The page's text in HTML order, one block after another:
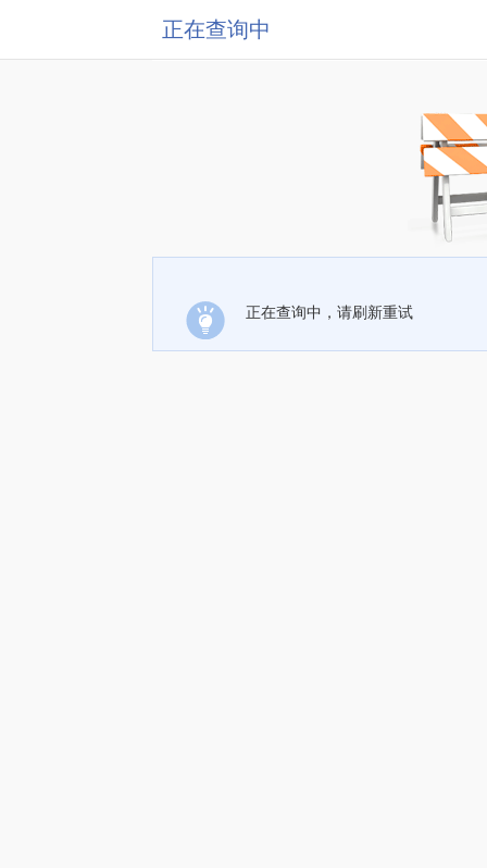
正在查询中
正在查询中，请刷新重试